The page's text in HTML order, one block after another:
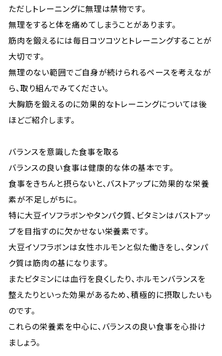
ただしトレーニングに無理は禁物です。
無理をすると体を痛めてしまうことがあります。
筋肉を鍛えるには毎日コツコツとトレーニングすることが
大切です。
無理のない範囲でご自身が続けられるペースを考えなが
ら、取り組んでみてください。
大胸筋を鍛えるのに効果的なトレーニングについては後
ほどご紹介します。
バランスを意識した食事を取る
バランスの良い食事は健康的な体の基本です。
食事をきちんと摂らないと、バストアップに効果的な栄養
素が不足しがちに。
特に大豆イソフラボンやタンパク質、ビタミンはバストアッ
プを目指すのに欠かせない栄養素です。
大豆イソフラボンは女性ホルモンと似た働きをし、タンパ
ク質は筋肉の基になります。
またビタミンには血行を良くしたり、ホルモンバランスを
整えたりといった効果があるため、積極的に摂取したいも
のです。
これらの栄養素を中心に、バランスの良い食事を心掛け
ましょう。